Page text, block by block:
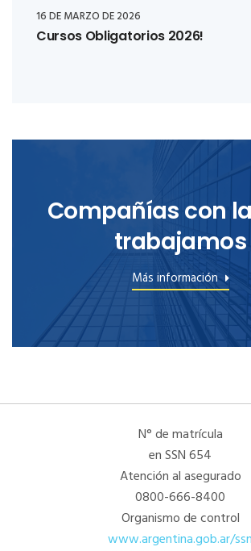
16 DE MARZO DE 2026
Cursos Obligatorios 2026!
Compañías con
trabajamos
Más información
N° de matrícula
en SSN 654
Atención al asegurado
0800-666-8400
Organismo de control
www.argentina.gob.ar/ssn